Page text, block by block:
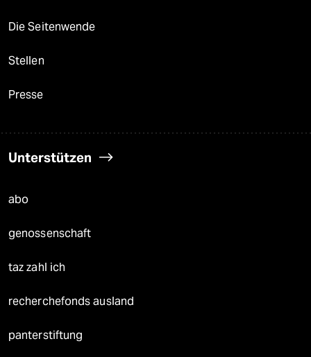
Die Seitenwende
Stellen
Presse
Unterstützen
abo
genossenschaft
taz zahl ich
recherchefonds ausland
panterstiftung